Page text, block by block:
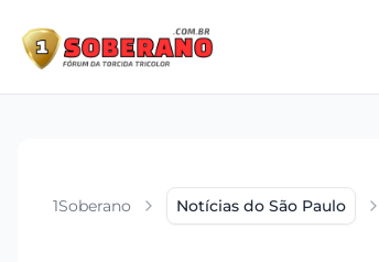
1Soberano Notícias do São Paulo